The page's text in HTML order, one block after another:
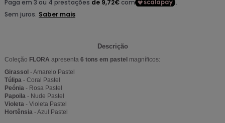
Descrição
Coleção FLORA apresenta 6 tons em pastel magníficos:
Girassol - Amarelo Pastel
Túlipa - Coral Pastel
Peónia - Rosa Pastel
Papoila - Nude Pastel
Violeta - Violeta Pastel
Hortênsia - Azul Pastel